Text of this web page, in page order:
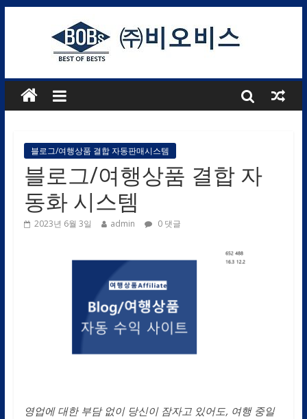
블로그/여행상품 결합 자동판매시스템
블로그/여행상품 결합 자
동화 시스템
2023년 6월 3일 admin 0 댓글
영업에 대한 부담 없이 당신이 잠자고 있어도, 여행 중일